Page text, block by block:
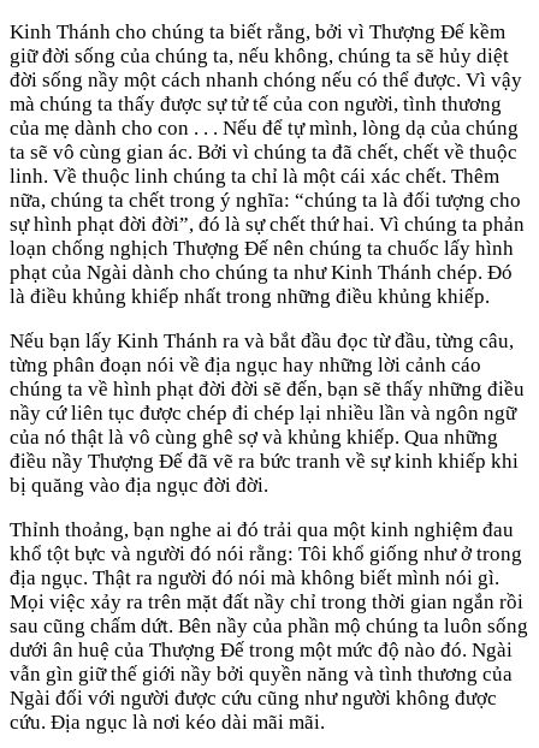
Kinh Thánh cho chúng ta biết rằng, bởi vì Thượng Đế kềm
giữ đời sống của chúng ta, nếu không, chúng ta sẽ hủy diệt
đời sống nầy một cách nhanh chóng nếu có thể được. Vì vậy
mà chúng ta thấy được sự tử tế của con người, tình thương
của mẹ dành cho con . . . Nếu để tự mình, lòng dạ của chúng
ta sẽ vô cùng gian ác. Bởi vì chúng ta đã chết, chết về thuộc
linh. Về thuộc linh chúng ta chỉ là một cái xác chết. Thêm
nữa, chúng ta chết trong ý nghĩa: “chúng ta là đối tượng cho
sự hình phạt đời đời”, đó là sự chết thứ hai. Vì chúng ta phản
loạn chống nghịch Thượng Đế nên chúng ta chuốc lấy hình
phạt của Ngài dành cho chúng ta như Kinh Thánh chép. Đó
là điều khủng khiếp nhất trong những điều khủng khiếp.
Nếu bạn lấy Kinh Thánh ra và bắt đầu đọc từ đầu, từng câu,
từng phân đoạn nói về địa ngục hay những lời cảnh cáo
chúng ta về hình phạt đời đời sẽ đến, bạn sẽ thấy những điều
nầy cứ liên tục được chép đi chép lại nhiều lần và ngôn ngữ
của nó thật là vô cùng ghê sợ và khủng khiếp. Qua những
điều nầy Thượng Đế đã vẽ ra bức tranh về sự kinh khiếp khi
bị quăng vào địa ngục đời đời.
Thỉnh thoảng, bạn nghe ai đó trải qua một kinh nghiệm đau
khổ tột bực và người đó nói rằng: Tôi khổ giống như ở trong
địa ngục. Thật ra người đó nói mà không biết mình nói gì.
Mọi việc xảy ra trên mặt đất nầy chỉ trong thời gian ngắn rồi
sau cũng chấm dứt. Bên nầy của phần mộ chúng ta luôn sống
dưới ân huệ của Thượng Đế trong một mức độ nào đó. Ngài
vẫn gìn giữ thế giới nầy bởi quyền năng và tình thương của
Ngài đối với người được cứu cũng như người không được
cứu. Địa ngục là nơi kéo dài mãi mãi.